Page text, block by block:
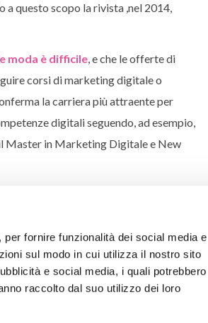
fornire funzionalità dei social media e
sul modo in cui utilizza il nostro sito
e social media, i quali potrebbero
raccolto dal suo utilizzo dei loro
a questo scopo la rivista ,nel 2014,
moda è difficile, e che le offerte di
corsi di marketing digitale o
la carriera più attraente per
digitali seguendo, ad esempio,
Master in Marketing Digitale e New
Ho letto e